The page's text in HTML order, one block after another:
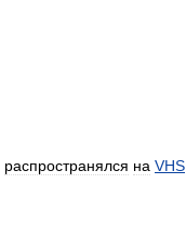
распространялся на VHS